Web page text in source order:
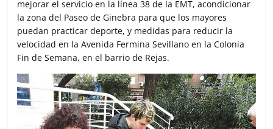
mejorar el servicio en la línea 38 de la EMT, acondicionar
la zona del Paseo de Ginebra para que los mayores
puedan practicar deporte, y medidas para reducir la
velocidad en la Avenida Fermina Sevillano en la Colonia
Fin de Semana, en el barrio de Rejas.